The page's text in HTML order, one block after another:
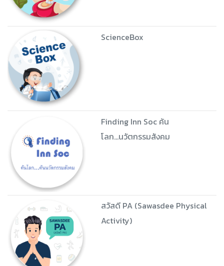
ScienceBox
Finding Inn Soc ค้น
โลก...นวัตกรรมสังคม
สวัสดี PA (Sawasdee Physical
Activity)